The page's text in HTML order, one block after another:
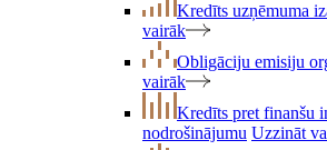
Kredīts uzņēmuma
vairāk
Obligāciju emisiju
vairāk
Kredīts pret finanšu
nodrošinājumu Uzzināt